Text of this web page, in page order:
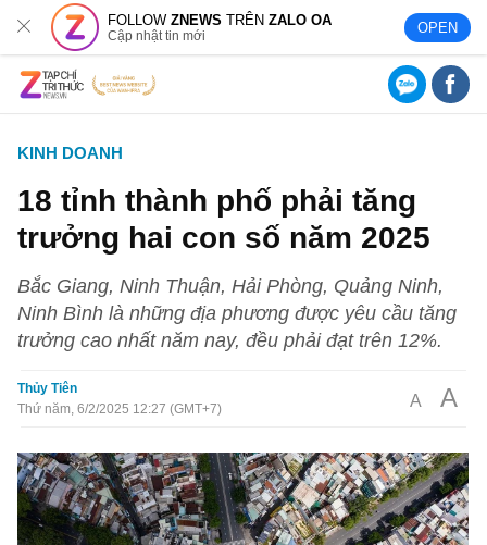
FOLLOWZNEWS TRÊNZALO OA
Cập nhật tin mới OPEN
KINH DOANH
18 tỉnh thành phố phải tăng
trưởng hai con số năm 2025
Bắc Giang, Ninh Thuận, Hải Phòng, Quảng Ninh,
Ninh Bình là những địa phương được yêu cầu tăng
trưởng cao nhất năm nay, đều phải đạt trên 12%.
Thủy Tiên
Thứ năm, 6/2/2025 12:27 (GMT+7)
A A